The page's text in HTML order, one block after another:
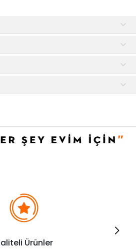
veya dekoratif objelerinizi
bir araçtır.
tavsiye edilmemektedir.
yıkanmalıdır.
için belirlenmiştir. Toplu alımlar
Ürünler